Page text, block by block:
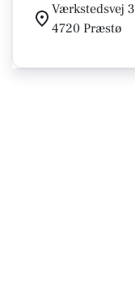
Værkstedsvej 3
4720 Præstø